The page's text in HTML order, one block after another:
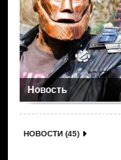
Новость
НОВОСТИ (45)